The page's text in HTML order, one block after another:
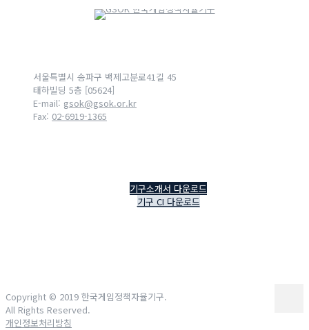
서울특별시 송파구 백제고분로41길 45
태하빌딩 5층 [05624]
E-mail: gsok@gsok.or.kr
Fax: 02-6919-1365
기구소개서 다운로드
기구 CI 다운로드
Copyright © 2019 한국게임정책자율기구.
All Rights Reserved.
개인정보처리방침